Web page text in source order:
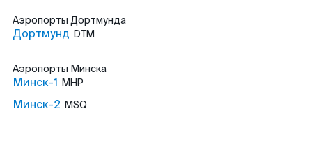
Аэропорты Дортмунда
Дортмунд DTM
Аэропорты Минска
Минск-1 MHP
Минск-2 MSQ